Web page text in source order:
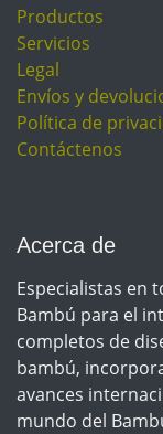
Resistencia a la
★★★★☆
Productos
Servicios
Legal
Envíos y
Política de
Contáctenos
Acerca de
Especialistas en
Bambú para el
completos de
bambú,
avances
mundo del